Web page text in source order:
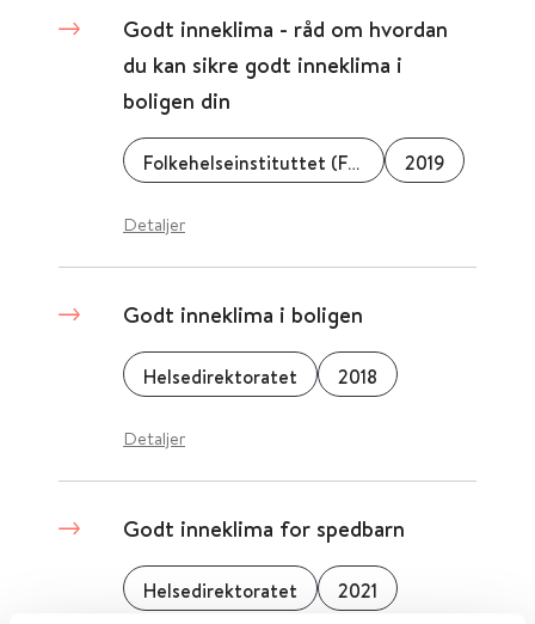
Godt inneklima - råd om hvordan
du kan sikre godt inneklima i
boligen din
Folkehelseinstituttet (FHI) 2019
Detaljer
Godt inneklima i boligen
Helsedirektoratet 2018
Detaljer
Godt inneklima for spedbarn
Helsedirektoratet 2021